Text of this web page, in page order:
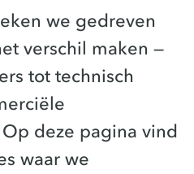
we gedreven
verschil maken —
tot technisch
deze pagina vind
waar we